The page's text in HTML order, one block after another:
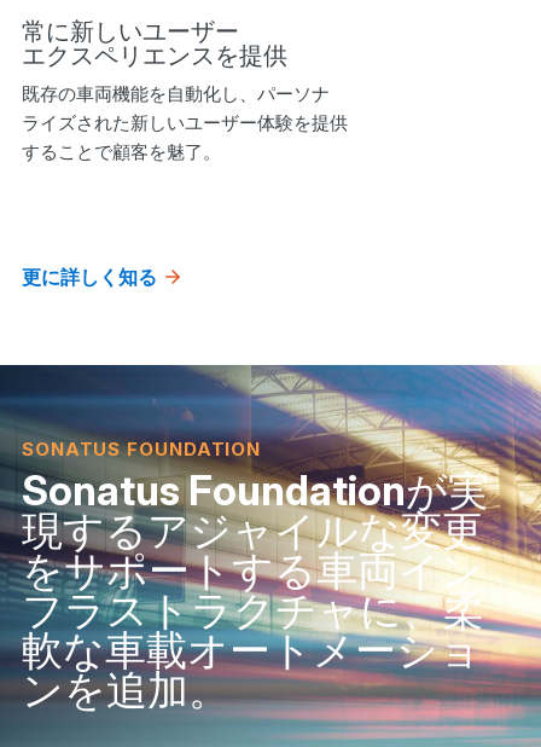
常に新しいユーザー
エクスペリエンスを提供
既存の車両機能を自動化し、パーソナ
ライズされた新しいユーザー体験を提供
することで顧客を魅了。
更に詳しく知る
SONATUS FOUNDATION
Sonatus Foundationが実
現するアジャイルな変更
をサポートする車両イン
フラストラクチャに、柔
軟な車載オートメーショ
ンを追加。